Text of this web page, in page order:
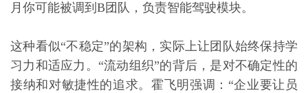
月你可能被调到B团队，负责智能驾驶模块。
这种看似“不稳定”的架构，实际上让团队始终保持学
习力和适应力。“流动组织”的背后，是对不确定性的
接纳和对敏捷性的追求。霍飞明强调：“企业要让员